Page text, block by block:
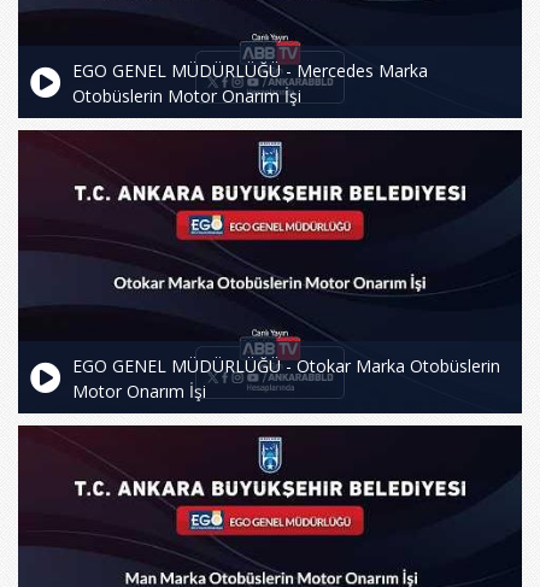
EGO GENEL MÜDÜRLÜĞÜ - Mercedes Marka
Otobüslerin Motor Onarım İşi
EGO GENEL MÜDÜRLÜĞÜ - Otokar Marka Otobüslerin
Motor Onarım İşi